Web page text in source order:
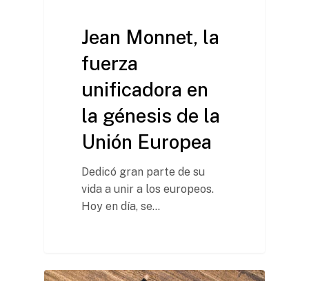
Jean Monnet, la
fuerza
unificadora en
la génesis de la
Unión Europea
Dedicó gran parte de su
vida a unir a los europeos.
Hoy en día, se…